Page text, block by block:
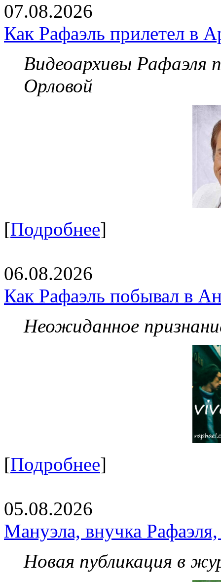
07.08.2026
Как Рафаэль прилетел в
Видеоархивы Рафаэля
Орловой
[Подробнее]
06.08.2026
Как Рафаэль побывал в
Неожиданное
[Подробнее]
05.08.2026
Мануэла, внучка
Новая публикация в